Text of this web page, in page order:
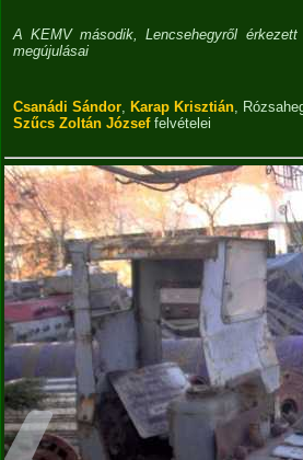
A KEMV második, Lencsehegyről
megújulásai
Csanádi Sándor, Karap Krisztián,
Szűcs Zoltán Józseffelvételei